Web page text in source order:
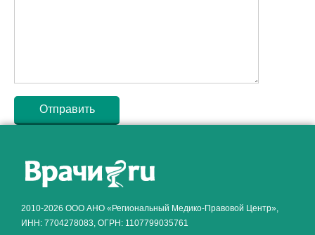
2010-2026 ООО АНО «Региональный Медико-Правовой Центр»,
ИНН: 7704278083, ОГРН: 1107799035761